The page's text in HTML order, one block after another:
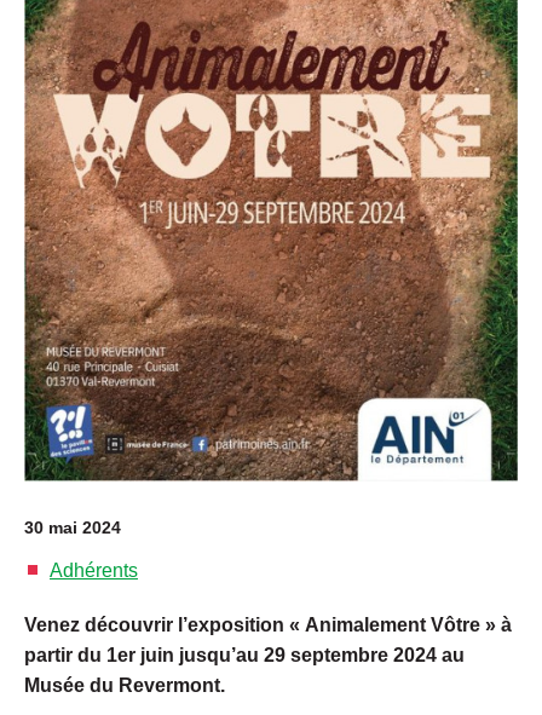
30 mai 2024
Adhérents
Venez découvrir l’exposition « Animalement Vôtre » à
partir du 1er juin jusqu’au 29 septembre 2024 au
Musée du Revermont.